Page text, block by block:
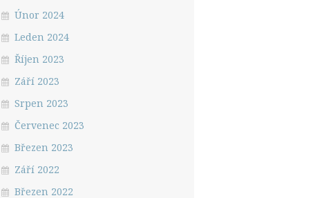
Únor 2024
Leden 2024
Říjen 2023
Září 2023
Srpen 2023
Červenec 2023
Březen 2023
Září 2022
Březen 2022